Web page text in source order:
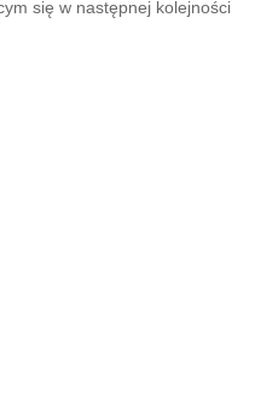
się w następnej kolejności